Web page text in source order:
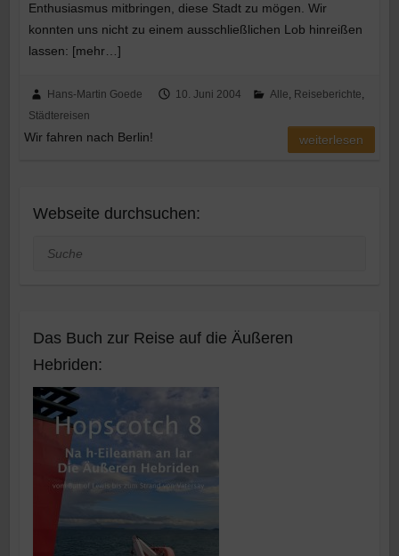
Enthusiasmus mitbringen, diese Stadt zu mögen. Wir
konnten uns nicht zu einem ausschließlichen Lob hinreißen
lassen: [mehr…]
Hans-Martin Goede 10. Juni 2004 Alle, Reiseberichte,
Städtereisen
Wir fahren nach Berlin! weiterlesen
Webseite durchsuchen:
Suche
Das Buch zur Reise auf die Äußeren
Hebriden: